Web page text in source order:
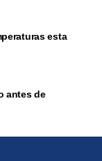
esta
antes de